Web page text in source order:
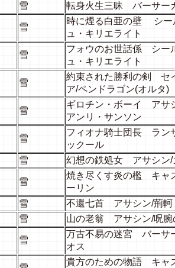
雪 転身火生三昧 バーサー
雪
時に煙る白亜の壁
シー
ュ・キリエライト
雪
フォウのお世話係 シー
ュ・キリエライト
雪
約束された勝利の剣 セ
ア/ペンドラゴン(オルタ)
雪
ギロチン・ボーイ アサ
アンリ・サンソン
雪
フィオナ騎士団長 ラン
ックール
雪 幻想の鉄処女 アサシン/
雪
焼き尽くす炎の檻 キャ
ーリン
雪 不還七首 アサシン/荊軻
雪 山の老翁 アサシン/呪腕
雪
万古不易の迷宮 バーサ
オス
貴方のための物語 キャ